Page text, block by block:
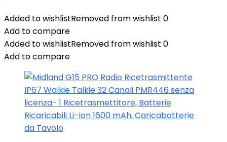
Added to wishlistRemoved from wishlist 0
Add to compare
Added to wishlistRemoved from wishlist 0
Add to compare